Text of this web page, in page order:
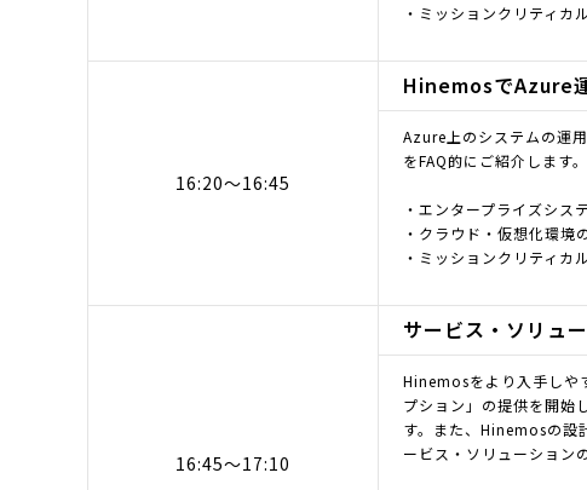
・ミッションクリティカ
16:20～16:45
HinemosでAzure
Azure上のシステムの運
をFAQ的にご紹介します。
・エンタープライズシス
・クラウド・仮想化環境
・ミッションクリティカ
16:45～17:10
サービス・ソリュ
Hinemosをより入手しや
プション」の提供を開始
す。また、Hinemosの設
ービス・ソリューション